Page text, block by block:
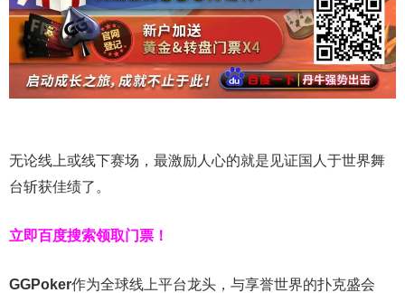
无论线上或线下赛场，最激励人心的就是见证国人于世界舞
台斩获佳绩了。
立即百度搜索领取门票！
GGPoker作为全球线上平台龙头，与享誉世界的扑克盛会